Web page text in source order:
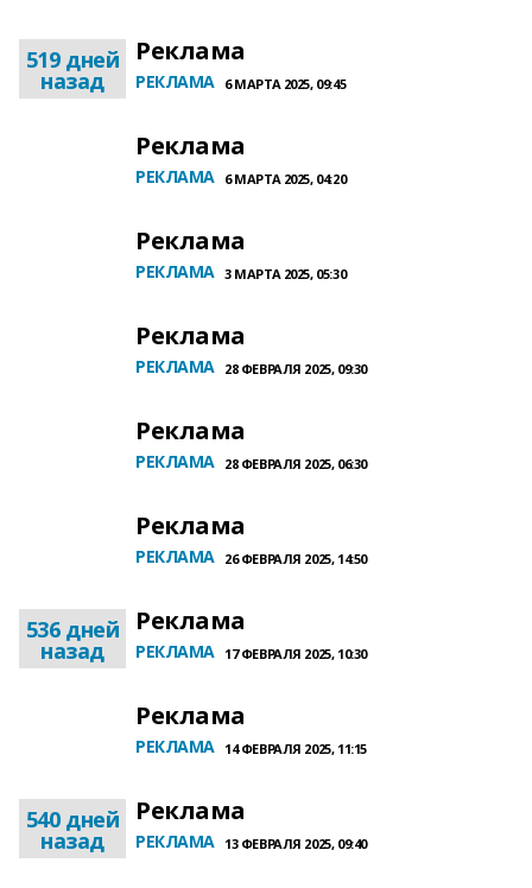
519 дней
назад
Реклама
РЕКЛАМА 6 МАРТА 2025, 09:45
Реклама
РЕКЛАМА 6 МАРТА 2025, 04:20
Реклама
РЕКЛАМА 3 МАРТА 2025, 05:30
Реклама
РЕКЛАМА 28 ФЕВРАЛЯ 2025, 09:30
Реклама
РЕКЛАМА 28 ФЕВРАЛЯ 2025, 06:30
Реклама
РЕКЛАМА 26 ФЕВРАЛЯ 2025, 14:50
536 дней
назад
Реклама
РЕКЛАМА 17 ФЕВРАЛЯ 2025, 10:30
Реклама
РЕКЛАМА 14 ФЕВРАЛЯ 2025, 11:15
540 дней
назад
Реклама
РЕКЛАМА 13 ФЕВРАЛЯ 2025, 09:40